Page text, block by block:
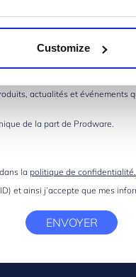
Customize
actualités et événements
de la part de Prodware.
la politique de confidentialité.
et ainsi j’accepte que mes
ENVOYER